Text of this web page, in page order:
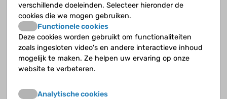
46,XY-DSD doordat de androgeenreceptor niet goed
werkt (AOS)
Als de androgeenreceptoren niet werken, dan kunnen de hormonen
testosteron en dihydrotestosteron (DHT) hun werk niet doen. Je lichaam is
dan ongevoelig voor androgenen, zoals bij het androgeen
ongevoeligheidssyndroom (AOS).
verschillende doeleinden. Selecteer hieronder de
cookies die we mogen gebruiken.
Functionele cookies
Deze cookies worden gebruikt om functionaliteiten
zoals ingesloten video's en andere interactieve inhoud
mogelijk te maken. Ze helpen uw ervaring op onze
website te verbeteren.
Analytische cookies